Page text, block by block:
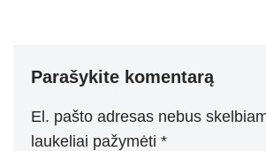
Parašykite komentarą
El. pašto adresas nebus
laukeliai pažymėti *